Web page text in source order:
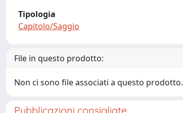
Tipologia
Capitolo/Saggio
File in questo prodotto:
Non ci sono file associati a questo prodotto.
Pubblicazioni consigliate